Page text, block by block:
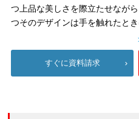
つ上品な美しさを際立たせなが
つそのデザインは手を触れたとき
すぐに資料請求